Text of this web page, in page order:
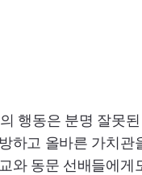
행동은 분명 잘못
하고 올바른 가치관
와 동문 선배들에게